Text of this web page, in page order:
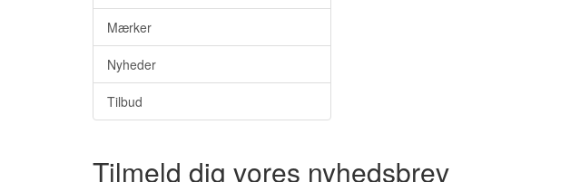
Mærker
Nyheder
Tilbud
Tilmeld dig vores nyhedsbrev